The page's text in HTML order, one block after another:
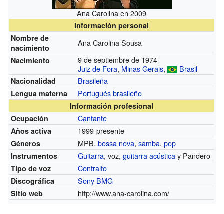
Ana Carolina en 2009
Información personal
Nombre de
nacimiento
Ana Carolina Sousa
Nacimiento
9 de septiembre de 1974
Juiz de Fora, Minas Gerais, Brasil
Nacionalidad Brasileña
Lengua materna Portugués brasileño
Información profesional
Ocupación
Cantante
Años activa 1999-presente
Géneros MPB,bossa nova,samba,pop
Instrumentos Guitarra, voz,guitarra acústicay Pandero
Tipo de voz Contralto
Discográfica Sony BMG
Sitio web http://www.ana-carolina.com/